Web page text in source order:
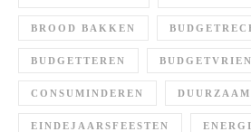
BROOD BAKKEN
BUDGETTEREN
CONSUMINDEREN DUURZAAM
EINDEJAARSFEESTEN